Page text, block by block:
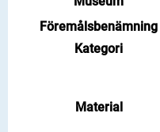
Föremålsbenämning
Kategori
Material